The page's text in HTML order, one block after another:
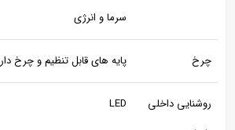
سرما و انرژی
چرخ پایه های قابل تنظیم و چرخ دار
روشنایی داخلی
LED